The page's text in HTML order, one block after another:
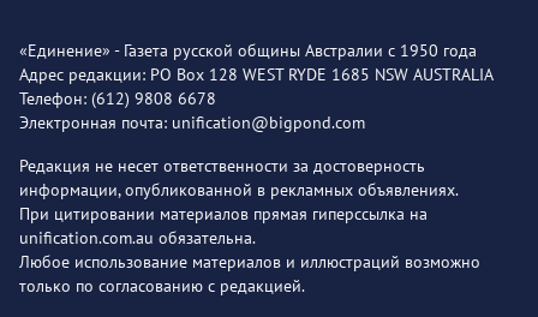
«Единение» - Газета русской общины Австралии с 1950 года
Адрес редакции: PO Box 128 WEST RYDE 1685 NSW AUSTRALIA
Телефон: (612) 9808 6678
Электронная почта: unification@bigpond.com
Редакция не несет ответственности за достоверность
информации, опубликованной в рекламных объявлениях.
При цитировании материалов прямая гиперссылка на
unification.com.au обязательна.
Любое использование материалов и иллюстраций возможно
только по согласованию с редакцией.